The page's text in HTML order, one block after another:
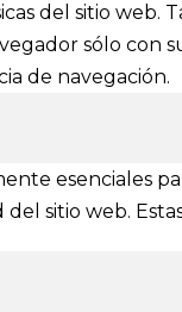
del sitio web.
sólo
de navegación.
del sitio web.